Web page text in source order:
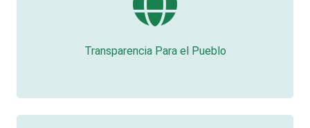
Transparencia Para el Pueblo